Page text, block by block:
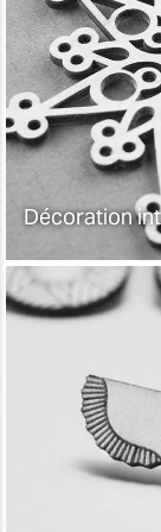
Décoration
Découpez
carton et
produits
projets
Gravez